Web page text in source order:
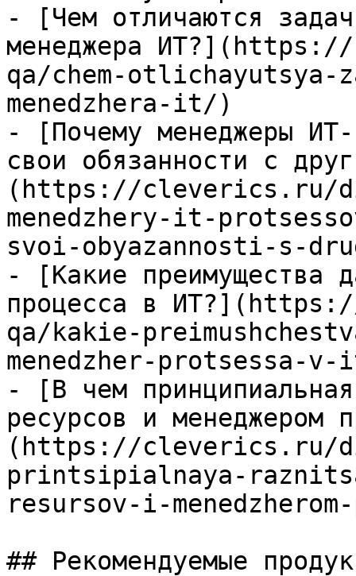
- [Чем отличаются
менеджера
qa/chem-
menedzhera-it/)
- [Почему менеджеры ИТ-
свои обязанности с
(https://cleverics.ru/
menedzhery-it-
svoi-obyazannosti-s-
- [Какие преимущества
процесса в
qa/kakie-
menedzher-protsessa-
- [В чем
ресурсов и менеджером
(https://cleverics.ru/
printsipialnaya-
resursov-i-
## Рекомендуемые